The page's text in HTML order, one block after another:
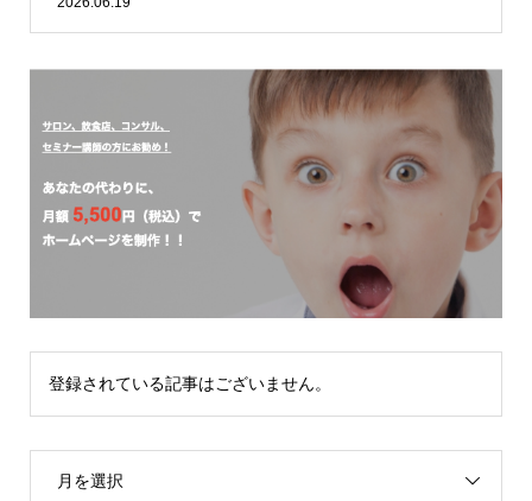
登録されている記事はございません。
月を選択